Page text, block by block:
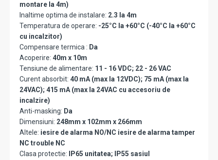
montare la 4m)
Inaltime optima de instalare: 2.3 la 4m
Temperatura de operare: -25°C la +60°C (-40°C la +60°C
cu incalzitor)
Compensare termica : Da
Acoperire: 40m x 10m
Tensiune de alimentare: 11 - 16 VDC; 22 - 26 VAC
Curent absorbit: 40 mA (max la 12VDC); 75 mA (max la
24VAC); 415 mA (max la 24VAC cu accesoriu de
incalzire)
Anti-masking: Da
Dimensiuni: 248mm x 102mm x 266mm
Altele: iesire de alarma NO/NC iesire de alarma tamper
NC trouble NC
Clasa protectie:
IP65 unitatea; IP55 sasiul